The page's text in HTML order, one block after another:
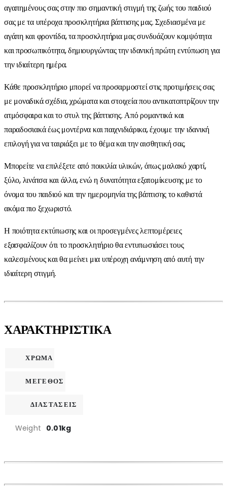
αγαπημένους σας στην πιο σημαντική στιγμή της ζωής του παιδιού
σας με τα υπέροχα προσκλητήρια βάπτισης μας. Σχεδιασμένα με
αγάπη και φροντίδα, τα προσκλητήρια μας συνδυάζουν κομψότητα
και προσωπικότητα, δημιουργώντας την ιδανική πρώτη εντύπωση για
την ιδιαίτερη ημέρα.
Κάθε προσκλητήριο μπορεί να προσαρμοστεί στις προτιμήσεις σας
με μοναδικά σχέδια, χρώματα και στοιχεία που αντικατοπτρίζουν την
ατμόσφαιρα και το στυλ της βάπτισης. Από ρομαντικά και
παραδοσιακά έως μοντέρνα και παιχνιδιάρικα, έχουμε την ιδανική
επιλογή για να ταιριάξει με το θέμα και την αισθητική σας.
Μπορείτε να επιλέξετε από ποικιλία υλικών, όπως μαλακό χαρτί,
ξύλο, λινάτσα και άλλα, ενώ η δυνατότητα εξατομίκευσης με το
όνομα του παιδιού και την ημερομηνία της βάπτισης το καθιστά
ακόμα πιο ξεχωριστό.
Η ποιότητα εκτύπωσης και οι προσεγμένες λεπτομέρειες
εξασφαλίζουν ότι το προσκλητήριο θα εντυπωσιάσει τους
καλεσμένους και θα μείνει μια υπέροχη ανάμνηση από αυτή την
ιδιαίτερη στιγμή.
ΧΑΡΑΚΤΗΡΙΣΤΙΚΑ
ΧΡΩΜΑ
ΜΕΓΕΘΟΣ
ΔΙΑΣΤΑΣΕΙΣ
Weight 0.01kg